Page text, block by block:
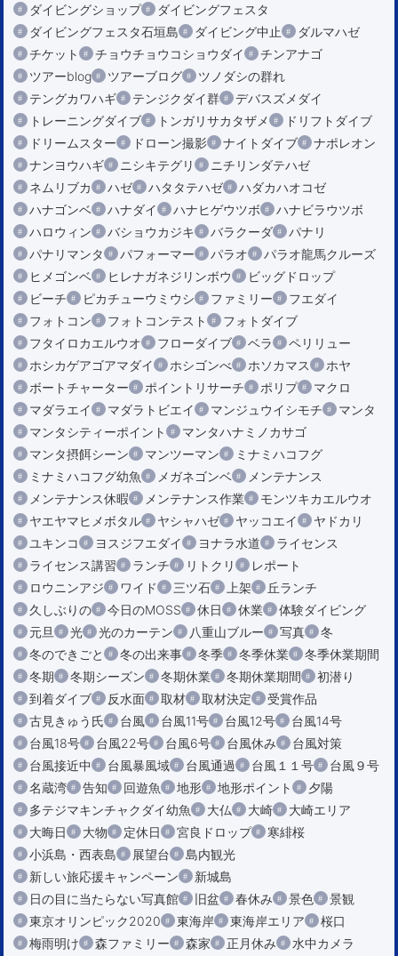
ダイビングショップ
ダイビングフェスタ
ダイビングフェスタ石垣島
ダイビング中止
ダルマハゼ
チケット
チョウチョウコショウダイ
チンアナゴ
ツアーblog
ツアーブログ
ツノダシの群れ
テングカワハギ
テンジクダイ群
デバスズメダイ
トレーニングダイブ
トンガリサカタザメ
ドリフトダイブ
ドリームスター
ドローン撮影 ナイトダイブ
ナポレオン
ナンヨウハギ
ニシキテグリ
ニチリンダテハゼ
ネムリブカ
ハゼ ハタタテハゼ
ハダカハオコゼ
ハナゴンベ
ハナダイ ハナヒゲウツボ
ハナビラウツボ
ハロウィン
バショウカジキ バラクーダ
パナリ
パナリマンタ
パフォーマー パラオ
パラオ龍馬クルーズ
ヒメゴンベ
ヒレナガネジリンボウ
ビッグドロップ
ビーチ
ピカチューウミウシ ファミリー
フエダイ
フォトコン
フォトコンテスト
フォトダイブ
フタイロカエルウオ
フローダイブ ベラ
ペリリュー
ホシカゲアゴアマダイ
ホシゴンべ ホソカマス
ホヤ
ボートチャーター
ポイントリサーチ ポリプ
マクロ
マダラエイ
マダラトビエイ マンジュウイシモチ
マンタ
マンタシティーポイント
マンタハナミノカサゴ
マンタ摂餌シーン
マンツーマン
ミナミハコフグ
ミナミハコフグ幼魚
メガネゴンベ
メンテナンス
メンテナンス休暇
メンテナンス作業
モンツキカエルウオ
ヤエヤマヒメボタル
ヤシャハゼ ヤッコエイ
ヤドカリ
ユキンコ
ヨスジフエダイ ヨナラ水道
ライセンス
ライセンス講習
ランチ リトクリ
レポート
ロウニンアジ
ワイド 三ツ石 上架
丘ランチ
久しぶりの
今日のMOSS 休日 休業
体験ダイビング
元旦
光 光のカーテン 八重山ブルー 写真
冬
冬のできごと
冬の出来事 冬季 冬季休業
冬季休業期間
冬期
冬期シーズン 冬期休業 冬期休業期間
初潜り
到着ダイブ
反水面 取材 取材決定
受賞作品
古見きゅう氏
台風 台風11号 台風12号
台風14号
台風18号
台風22号 台風6号 台風休み
台風対策
台風接近中
台風暴風域 台風通過 台風１１号
台風９号
名蔵湾
告知 回遊魚 地形 地形ポイント
夕陽
多テジマキンチャクダイ幼魚
大仏 大崎
大崎エリア
大晦日
大物 定休日 宮良ドロップ
寒緋桜
小浜島・西表島
展望台
島内観光
新しい旅応援キャンペーン
新城島
日の目に当たらない写真館
旧盆 春休み 景色
景観
東京オリンピック2020
東海岸 東海岸エリア
桜口
梅雨明け
森ファミリー 森家 正月休み
水中カメラ